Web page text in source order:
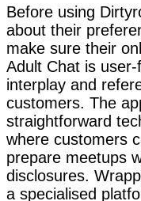
Before using
about their
make sure their
Adult Chat is
interplay and
customers. The
straightforward
where customers
prepare meetups
disclosures.
a specialised